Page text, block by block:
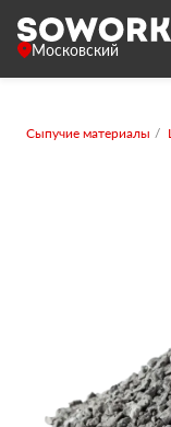
Московский
Сыпучие материалы